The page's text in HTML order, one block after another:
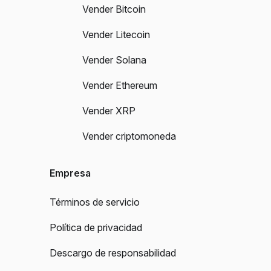
Vender Bitcoin
Vender Litecoin
Vender Solana
Vender Ethereum
Vender XRP
Vender criptomoneda
Empresa
Términos de servicio
Política de privacidad
Descargo de responsabilidad